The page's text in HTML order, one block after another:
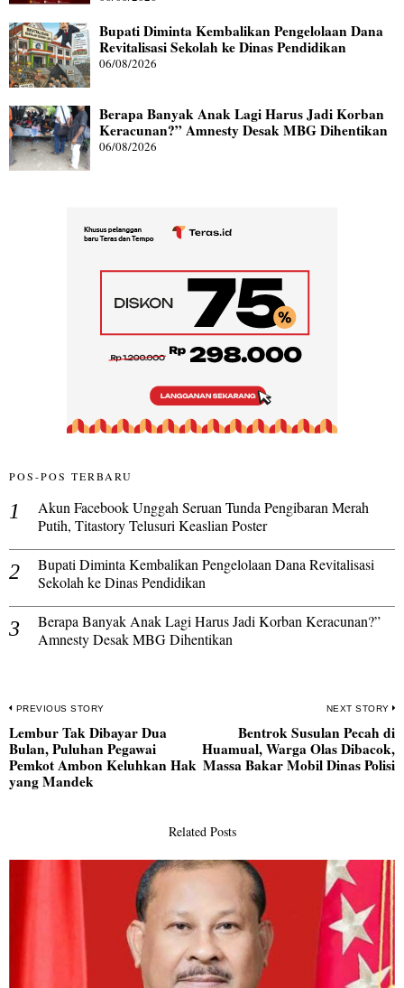
Bupati Diminta Kembalikan Pengelolaan Dana
Revitalisasi Sekolah ke Dinas Pendidikan
06/08/2026
Berapa Banyak Anak Lagi Harus Jadi Korban
Keracunan?” Amnesty Desak MBG Dihentikan
06/08/2026
POS-POS TERBARU
Akun Facebook Unggah Seruan Tunda Pengibaran Merah
Putih, Titastory Telusuri Keaslian Poster
Bupati Diminta Kembalikan Pengelolaan Dana Revitalisasi
Sekolah ke Dinas Pendidikan
Berapa Banyak Anak Lagi Harus Jadi Korban Keracunan?”
Amnesty Desak MBG Dihentikan
Navigasi
pos
PREVIOUS STORY
Previous
post:
Lembur Tak Dibayar Dua
Bulan, Puluhan Pegawai
Pemkot Ambon Keluhkan Hak
yang Mandek
NEXT STORY
Bentrok Susulan Pecah di
Huamual, Warga Olas Dibacok,
Massa Bakar Mobil Dinas Polisi
Related Posts